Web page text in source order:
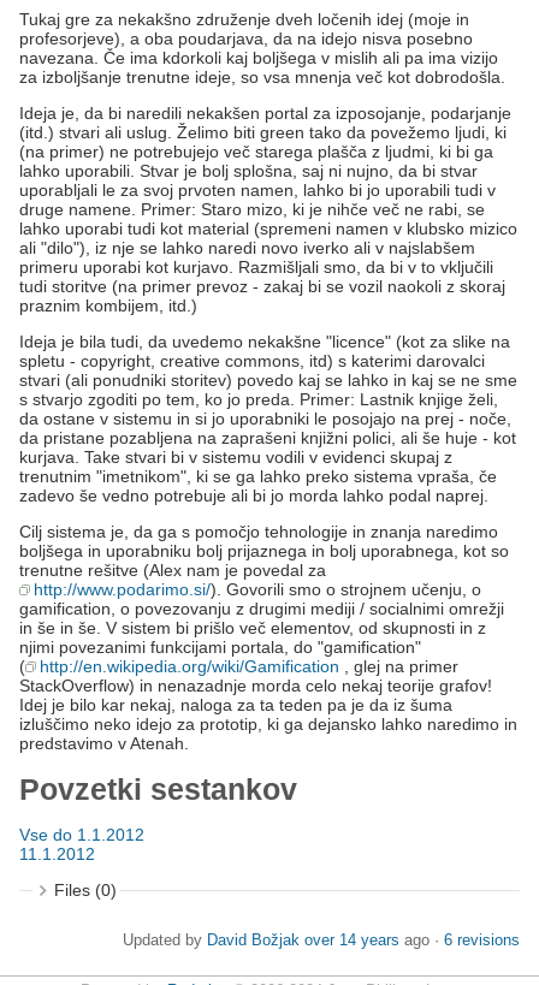
Tukaj gre za nekakšno združenje dveh ločenih idej (moje in
profesorjeve), a oba poudarjava, da na idejo nisva posebno
navezana. Če ima kdorkoli kaj boljšega v mislih ali pa ima vizijo
za izboljšanje trenutne ideje, so vsa mnenja več kot dobrodošla.
Ideja je, da bi naredili nekakšen portal za izposojanje, podarjanje
(itd.) stvari ali uslug. Želimo biti green tako da povežemo ljudi, ki
(na primer) ne potrebujejo več starega plašča z ljudmi, ki bi ga
lahko uporabili. Stvar je bolj splošna, saj ni nujno, da bi stvar
uporabljali le za svoj prvoten namen, lahko bi jo uporabili tudi v
druge namene. Primer: Staro mizo, ki je nihče več ne rabi, se
lahko uporabi tudi kot material (spremeni namen v klubsko mizico
ali "dilo"), iz nje se lahko naredi novo iverko ali v najslabšem
primeru uporabi kot kurjavo. Razmišljali smo, da bi v to vključili
tudi storitve (na primer prevoz - zakaj bi se vozil naokoli z skoraj
praznim kombijem, itd.)
Ideja je bila tudi, da uvedemo nekakšne "licence" (kot za slike na
spletu - copyright, creative commons, itd) s katerimi darovalci
stvari (ali ponudniki storitev) povedo kaj se lahko in kaj se ne sme
s stvarjo zgoditi po tem, ko jo preda. Primer: Lastnik knjige želi,
da ostane v sistemu in si jo uporabniki le posojajo na prej - noče,
da pristane pozabljena na zaprašeni knjižni polici, ali še huje - kot
kurjava. Take stvari bi v sistemu vodili v evidenci skupaj z
trenutnim "imetnikom", ki se ga lahko preko sistema vpraša, če
zadevo še vedno potrebuje ali bi jo morda lahko podal naprej.
Cilj sistema je, da ga s pomočjo tehnologije in znanja naredimo
boljšega in uporabniku bolj prijaznega in bolj uporabnega, kot so
trenutne rešitve (Alex nam je povedal za
http://www.podarimo.si/). Govorili smo o strojnem učenju, o
gamification, o povezovanju z drugimi mediji / socialnimi omrežji
in še in še. V sistem bi prišlo več elementov, od skupnosti in z
njimi povezanimi funkcijami portala, do "gamification"
(
http://en.wikipedia.org/wiki/Gamification , glej na primer
StackOverflow) in nenazadnje morda celo nekaj teorije grafov!
Idej je bilo kar nekaj, naloga za ta teden pa je da iz šuma
izluščimo neko idejo za prototip, ki ga dejansko lahko naredimo in
predstavimo v Atenah.
Povzetki sestankov
Vse do 1.1.2012
11.1.2012
Files (0)
Updated by David Božjak over 14 years ago · 6 revisions